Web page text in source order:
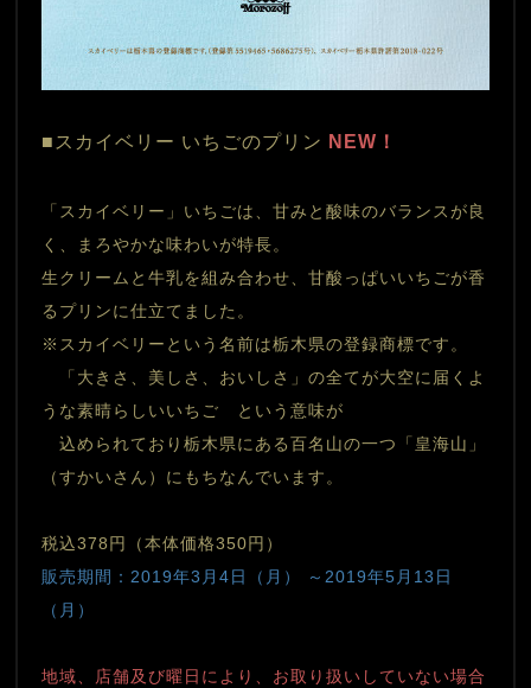
■スカイベリー いちごのプリン NEW！
「スカイベリー」いちごは、甘みと酸味のバランスが良
く、まろやかな味わいが特長。
生クリームと牛乳を組み合わせ、甘酸っぱいいちごが香
るプリンに仕立てました。
※スカイベリーという名前は栃木県の登録商標です。
「大きさ、美しさ、おいしさ」の全てが大空に届くよ
うな素晴らしいいちご　という意味が
込められており栃木県にある百名山の一つ「皇海山」
（すかいさん）にもちなんでいます。
税込378円（本体価格350円）
販売期間：2019年3月4日（月） ～2019年5月13日
（月）
地域、店舗及び曜日により、お取り扱いしていない場合